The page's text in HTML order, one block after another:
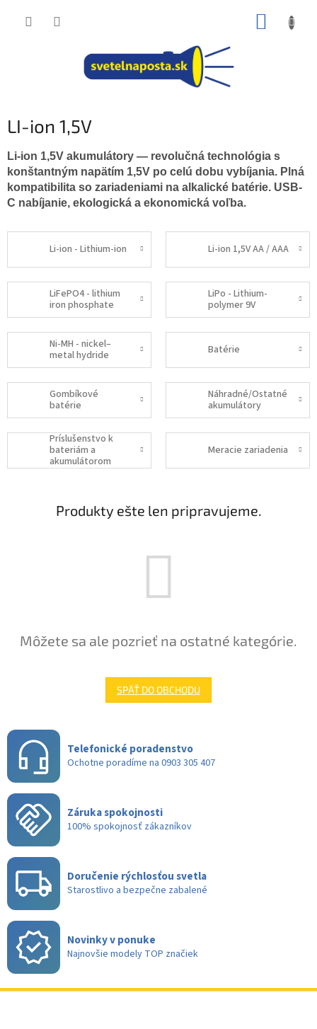
LI-ion 1,5V
Li-ion 1,5V akumulátory — revolučná technológia s
konštantným napätím 1,5V po celú dobu vybíjania. Plná
kompatibilita so zariadeniami na alkalické batérie. USB-
C nabíjanie, ekologická a ekonomická voľba.
Li-ion - Lithium-ion Li-ion 1,5V AA / AAA
LiFePO4 - lithium
iron phosphate
LiPo - Lithium-
polymer 9V
Ni-MH - nickel–
metal hydride
Batérie
Gombíkové
batérie
Náhradné/Ostatné
akumulátory
Príslušenstvo k
bateriám a
akumulátorom
Meracie zariadenia
Produkty ešte len pripravujeme.
Môžete sa ale pozrieť na ostatné kategórie.
SPÄŤ DO OBCHODU
Telefonické poradenstvo
Ochotne poradíme na 0903 305 407
Záruka spokojnosti
100% spokojnosť zákazníkov
Doručenie rýchlosťou svetla
Starostlivo a bezpečne zabalené
Novinky v ponuke
Najnovšie modely TOP značiek